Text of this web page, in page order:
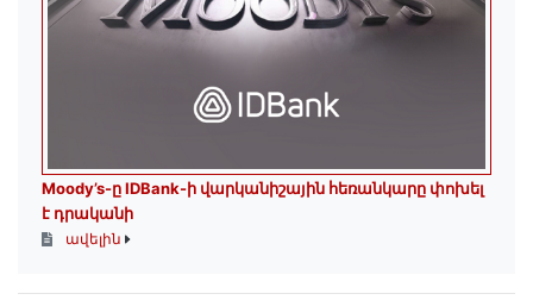
Moody’s-ը IDBank-ի վարկանիշային հեռանկարը փոխել
է դրականի
ավելին